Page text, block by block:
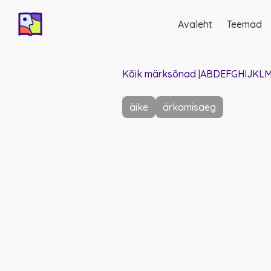
Avaleht Teemad
Kõik märksõnad |ABDEFGHIJKLM
äike ärkamisaeg